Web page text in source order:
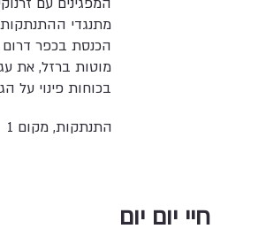
מתנגדי
הכנסת בכפר דרום
מוטות ברזל, את
בכוחות פינוי על
התנתקות, מקום 1
חיי יום יום